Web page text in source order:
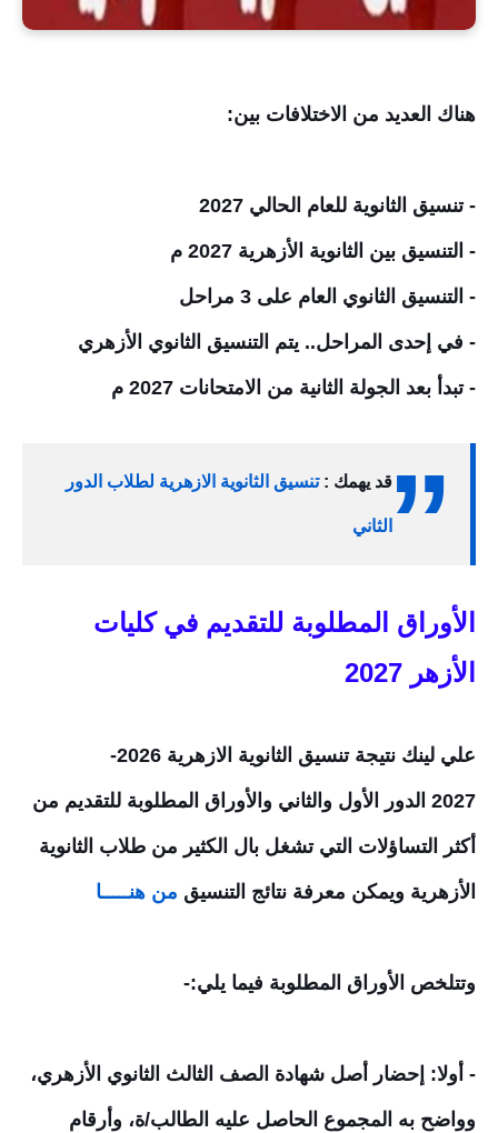
هناك العديد من الاختلافات بين:
- تنسيق الثانوية للعام الحالي 2027
- التنسيق بين الثانوية الأزهرية 2027 م
- التنسيق الثانوي العام على 3 مراحل
- في إحدى المراحل.. يتم التنسيق الثانوي الأزهري
- تبدأ بعد الجولة الثانية من الامتحانات 2027 م
قد يهمك : تنسيق الثانوية الازهرية لطلاب الدور
الثاني
الأوراق المطلوبة للتقديم في كليات
الأزهر 2027
علي لينك نتيجة تنسيق الثانوية الازهرية 2026-
2027 الدور الأول والثاني والأوراق المطلوبة للتقديم من
أكثر التساؤلات التي تشغل بال الكثير من طلاب الثانوية
الأزهرية ويمكن معرفة نتائج التنسيق من هنـــــا
وتتلخص الأوراق المطلوبة فيما يلي:-
- أولا: إحضار أصل شهادة الصف الثالث الثانوي الأزهري،
وواضح به المجموع الحاصل عليه الطالب/ة، وأرقام